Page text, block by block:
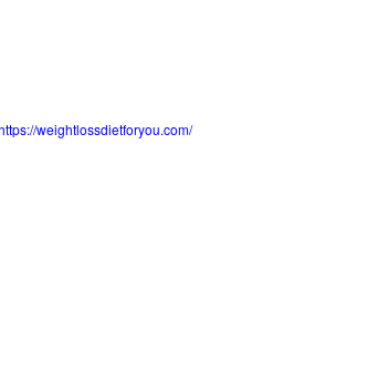
weightlossdietforyou.com/